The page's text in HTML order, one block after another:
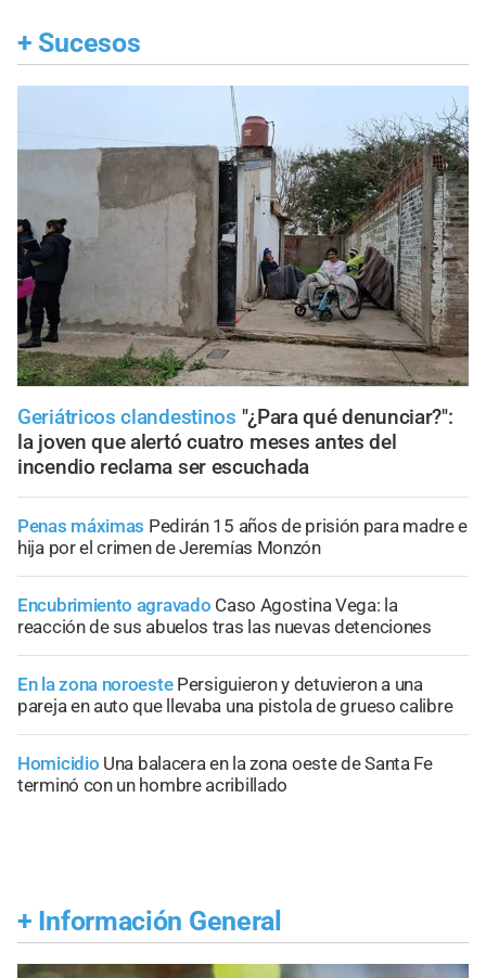
+ Sucesos
Geriátricos clandestinos "¿Para qué denunciar?":
la joven que alertó cuatro meses antes del
incendio reclama ser escuchada
Penas máximas Pedirán 15 años de prisión para madre e
hija por el crimen de Jeremías Monzón
Encubrimiento agravado Caso Agostina Vega: la
reacción de sus abuelos tras las nuevas detenciones
En la zona noroeste Persiguieron y detuvieron a una
pareja en auto que llevaba una pistola de grueso calibre
Homicidio Una balacera en la zona oeste de Santa Fe
terminó con un hombre acribillado
+ Información General